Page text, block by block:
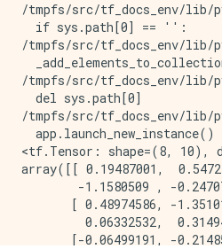
/tmpfs/src/tf_docs_env/lib/
  if sys.path[0] == '':
/tmpfs/src/tf_docs_env/lib/
/tmpfs/src/tf_docs_env/lib/
  del sys.path[0]
/tmpfs/src/tf_docs_env/lib/
  app.launch_new_instance()
<tf.Tensor: shape=(8, 10),
array([[ 0.19487001,
-1.1580509 , -
[ 0.48974586, -
0.06332532,
[-0.06499191, -